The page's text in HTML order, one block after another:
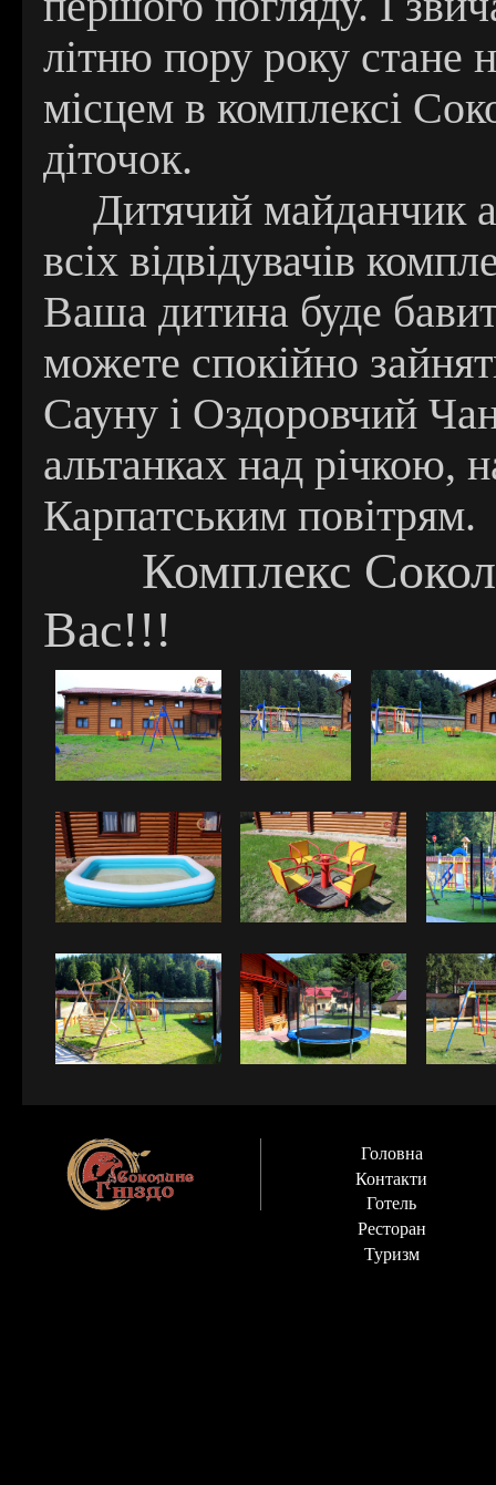
літню пору року стане
місцем в комплексі
діточок.
Дитячий майданчик
всіх відвідувачів
Ваша дитина буде
можете спокійно
Сауну і Оздоровчий
альтанках над річкою,
Карпатським повітрям.
Комплекс
Вас!!!
Головна
Контакти
Готель
Ресторан
Туризм